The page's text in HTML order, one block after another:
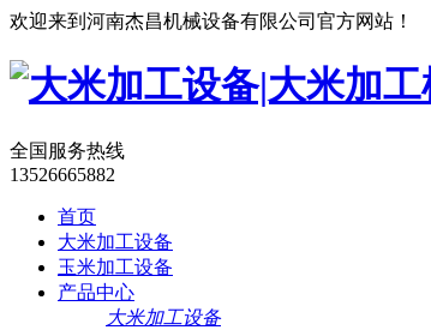
欢迎来到河南杰昌机械设备有限公司官方网站！
全国服务热线
13526665882
首页
大米加工设备
玉米加工设备
产品中心
大米加工设备